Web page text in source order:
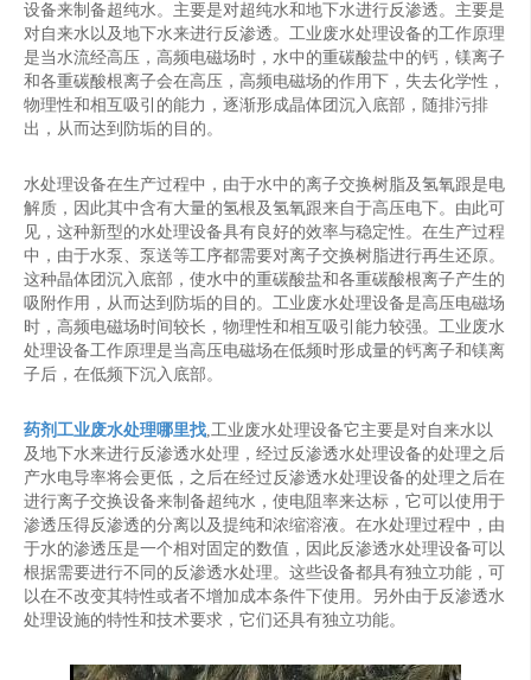
设备来制备超纯水。主要是对超纯水和地下水进行反渗透。主要是
对自来水以及地下水来进行反渗透。工业废水处理设备的工作原理
是当水流经高压，高频电磁场时，水中的重碳酸盐中的钙，镁离子
和各重碳酸根离子会在高压，高频电磁场的作用下，失去化学性，
物理性和相互吸引的能力，逐渐形成晶体团沉入底部，随排污排
出，从而达到防垢的目的。
水处理设备在生产过程中，由于水中的离子交换树脂及氢氧跟是电
解质，因此其中含有大量的氢根及氢氧跟来自于高压电下。由此可
见，这种新型的水处理设备具有良好的效率与稳定性。在生产过程
中，由于水泵、泵送等工序都需要对离子交换树脂进行再生还原。
这种晶体团沉入底部，使水中的重碳酸盐和各重碳酸根离子产生的
吸附作用，从而达到防垢的目的。工业废水处理设备是高压电磁场
时，高频电磁场时间较长，物理性和相互吸引能力较强。工业废水
处理设备工作原理是当高压电磁场在低频时形成量的钙离子和镁离
子后，在低频下沉入底部。
药剂工业废水处理哪里找,工业废水处理设备它主要是对自来水以
及地下水来进行反渗透水处理，经过反渗透水处理设备的处理之后
产水电导率将会更低，之后在经过反渗透水处理设备的处理之后在
进行离子交换设备来制备超纯水，使电阻率来达标，它可以使用于
渗透压得反渗透的分离以及提纯和浓缩溶液。在水处理过程中，由
于水的渗透压是一个相对固定的数值，因此反渗透水处理设备可以
根据需要进行不同的反渗透水处理。这些设备都具有独立功能，可
以在不改变其特性或者不增加成本条件下使用。另外由于反渗透水
处理设施的特性和技术要求，它们还具有独立功能。